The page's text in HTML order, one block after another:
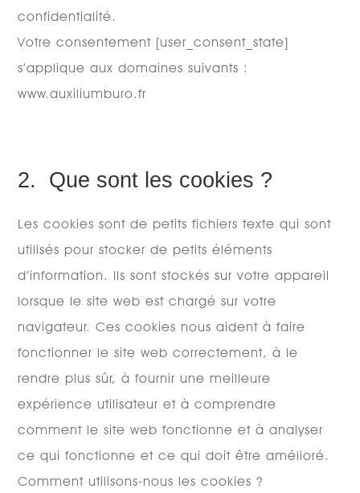
confidentialité.
Votre consentement [user_consent_state]
s’applique aux domaines suivants :
www.auxiliumburo.fr
2. Que sont les cookies ?
Les cookies sont de petits fichiers texte qui sont
utilisés pour stocker de petits éléments
d’information. Ils sont stockés sur votre appareil
lorsque le site web est chargé sur votre
navigateur. Ces cookies nous aident à faire
fonctionner le site web correctement, à le
rendre plus sûr, à fournir une meilleure
expérience utilisateur et à comprendre
comment le site web fonctionne et à analyser
ce qui fonctionne et ce qui doit être amélioré.
Comment utilisons-nous les cookies ?